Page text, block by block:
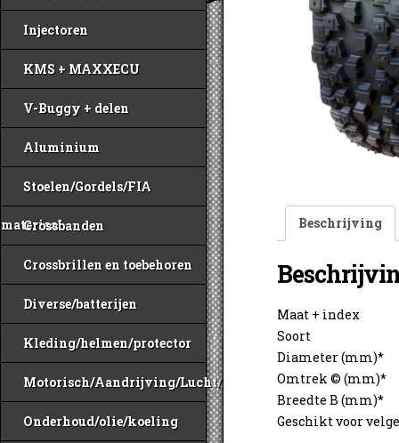
Injectoren
KMS + MAXXECU
V-Buggy + delen
Aluminium
Stoelen/Gordels/FIA
materiaal
Crossbanden
Crossbrillen en toebehoren
Diverse/batterijen
Kleding/helmen/protector
Motorisch/Aandrijving/Lucht/Benzine
Onderhoud/olie/koeling
Beschrijving
Maat + index
Soort
Diameter (mm)*
Omtrek © (mm)*
Breedte B (mm)*
Geschikt voor